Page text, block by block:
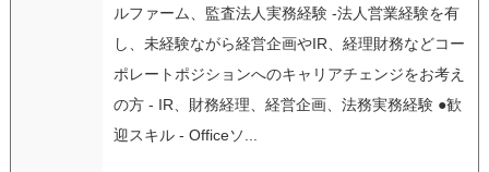
ルファーム、監査法人実務経験 -法人営業経験を有
し、未経験ながら経営企画やIR、経理財務などコー
ポレートポジションへのキャリアチェンジをお考え
の方 - IR、財務経理、経営企画、法務実務経験 ●歓
迎スキル - Officeソ...